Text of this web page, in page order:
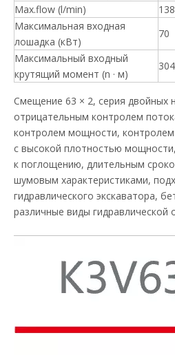
Max.flow (l/min)
Максимальная входная
лошадка (кВт)
70
Максимальный входный
крутящий момент (n · м)
304
Смещение 63 × 2, серия двойных
отрицательным контролем
контролем мощности,
с высокой плотностью
к поглощению, длительным
шумовым характеристиками,
гидравлического экскаватора,
различные виды гидравлической